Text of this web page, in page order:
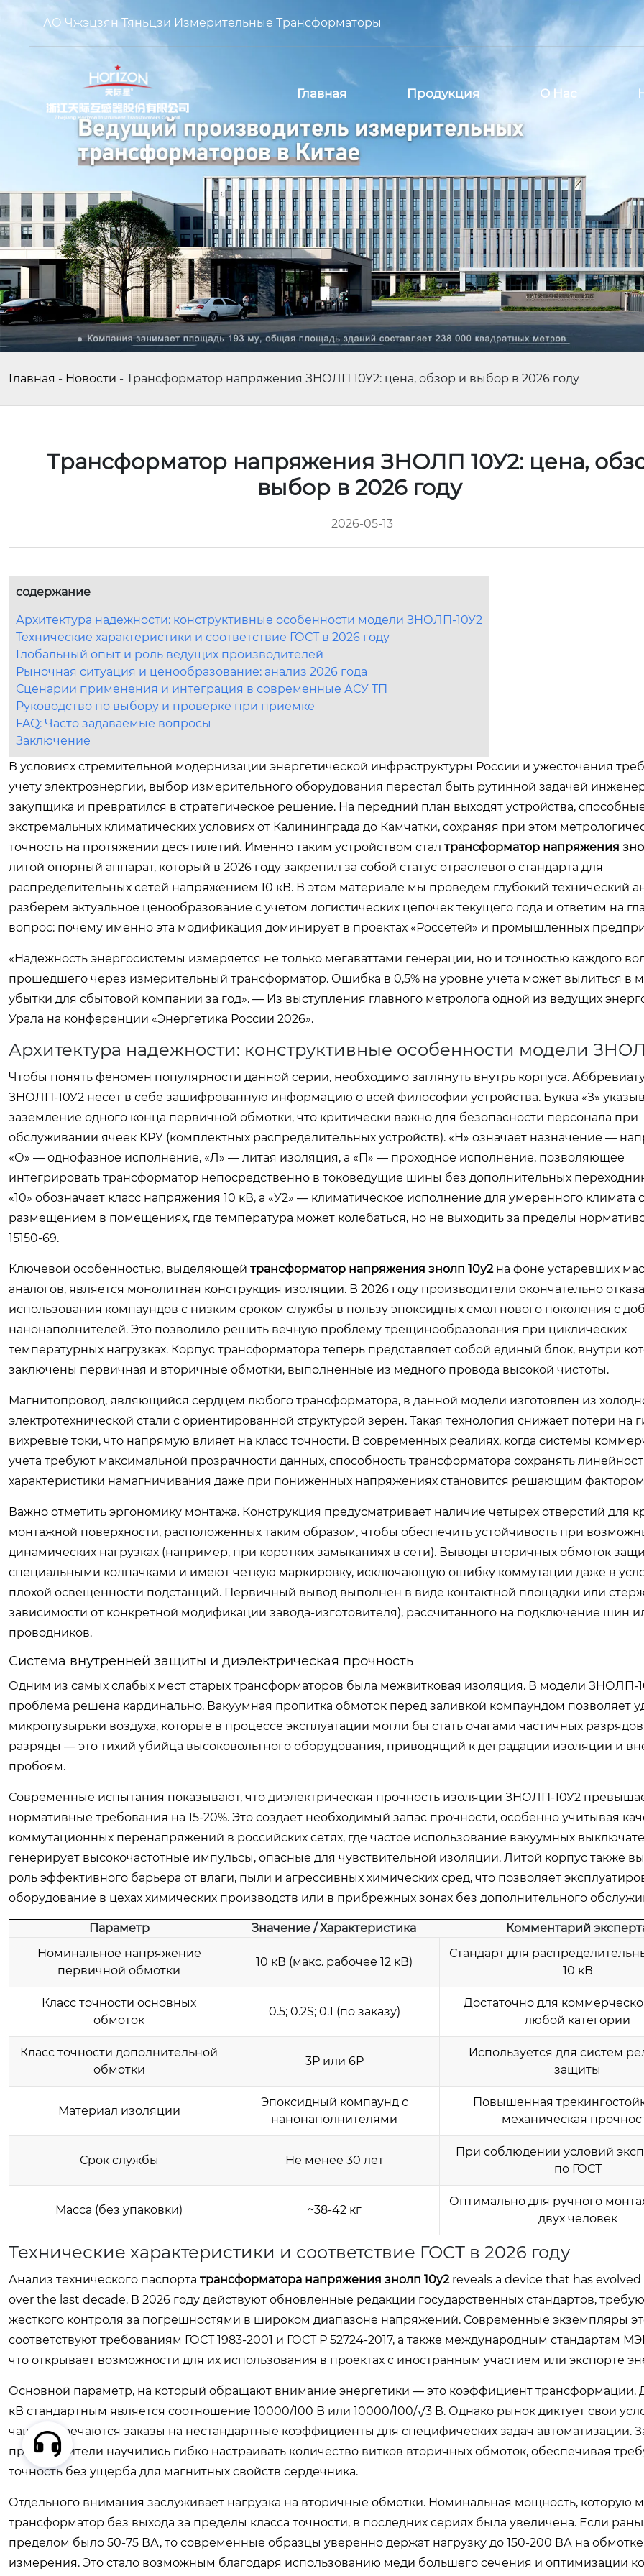
АО Чжэцзян Тяньцзи Измерительные Трансформаторы
Главная Продукция О Нас
Главная - Новости - Трансформатор напряжения ЗНОЛП 10У2: цена, обзор и выбор в 2026 году
Трансформатор напряжения ЗНОЛП 10У2: цена,
выбор в 2026 году
2026-05-13
содержание
Архитектура надежности: конструктивные особенности модели ЗНОЛП-10У2
Технические характеристики и соответствие ГОСТ в 2026 году
Глобальный опыт и роль ведущих производителей
Рыночная ситуация и ценообразование: анализ 2026 года
Сценарии применения и интеграция в современные АСУ ТП
Руководство по выбору и проверке при приемке
FAQ: Часто задаваемые вопросы
Заключение
В условиях стремительной модернизации энергетической инфраструктуры России и ужесточения
учету электроэнергии, выбор измерительного оборудования перестал быть рутинной задачей
закупщика и превратился в стратегическое решение. На передний план выходят устройства,
экстремальных климатических условиях от Калининграда до Камчатки, сохраняя при этом
точность на протяжении десятилетий. Именно таким устройством стал трансформатор напряжения
литой опорный аппарат, который в 2026 году закрепил за собой статус отраслевого стандарта для
распределительных сетей напряжением 10 кВ. В этом материале мы проведем глубокий технический
разберем актуальное ценообразование с учетом логистических цепочек текущего года и ответим на
вопрос: почему именно эта модификация доминирует в проектах «Россетей» и промышленных
«Надежность энергосистемы измеряется не только мегаваттами генерации, но и точностью каждого
прошедшего через измерительный трансформатор. Ошибка в 0,5% на уровне учета может вылиться в
убытки для сбытовой компании за год». — Из выступления главного метролога одной из ведущих
Урала на конференции «Энергетика России 2026».
Архитектура надежности: конструктивные особенности модели
Чтобы понять феномен популярности данной серии, необходимо заглянуть внутрь корпуса.
ЗНОЛП-10У2 несет в себе зашифрованную информацию о всей философии устройства. Буква «З»
заземление одного конца первичной обмотки, что критически важно для безопасности персонала при
обслуживании ячеек КРУ (комплектных распределительных устройств). «Н» означает назначение —
«О» — однофазное исполнение, «Л» — литая изоляция, а «П» — проходное исполнение, позволяющее
интегрировать трансформатор непосредственно в токоведущие шины без дополнительных
«10» обозначает класс напряжения 10 кВ, а «У2» — климатическое исполнение для умеренного климата с
размещением в помещениях, где температура может колебаться, но не выходить за пределы
15150-69.
Ключевой особенностью, выделяющей трансформатор напряжения знолп 10у2на фоне устаревших
аналогов, является монолитная конструкция изоляции. В 2026 году производители окончательно
использования компаундов с низким сроком службы в пользу эпоксидных смол нового поколения с
нанонаполнителей. Это позволило решить вечную проблему трещинообразования при циклических
температурных нагрузках. Корпус трансформатора теперь представляет собой единый блок, внутри
заключены первичная и вторичные обмотки, выполненные из медного провода высокой чистоты.
Магнитопровод, являющийся сердцем любого трансформатора, в данной модели изготовлен из
электротехнической стали с ориентированной структурой зерен. Такая технология снижает потери на
вихревые токи, что напрямую влияет на класс точности. В современных реалиях, когда системы
учета требуют максимальной прозрачности данных, способность трансформатора сохранять
характеристики намагничивания даже при пониженных напряжениях становится решающим
Важно отметить эргономику монтажа. Конструкция предусматривает наличие четырех отверстий для
монтажной поверхности, расположенных таким образом, чтобы обеспечить устойчивость при
динамических нагрузках (например, при коротких замыканиях в сети). Выводы вторичных обмоток
специальными колпачками и имеют четкую маркировку, исключающую ошибку коммутации даже в
плохой освещенности подстанций. Первичный вывод выполнен в виде контактной площадки или
зависимости от конкретной модификации завода-изготовителя), рассчитанного на подключение шин
проводников.
Система внутренней защиты и диэлектрическая прочность
Одним из самых слабых мест старых трансформаторов была межвитковая изоляция. В модели ЗНОЛП-
проблема решена кардинально. Вакуумная пропитка обмоток перед заливкой компаундом позволяет
микропузырьки воздуха, которые в процессе эксплуатации могли бы стать очагами частичных
разряды — это тихий убийца высоковольтного оборудования, приводящий к деградации изоляции и
пробоям.
Современные испытания показывают, что диэлектрическая прочность изоляции ЗНОЛП-10У2
нормативные требования на 15-20%. Это создает необходимый запас прочности, особенно учитывая
коммутационных перенапряжений в российских сетях, где частое использование вакуумных
генерирует высокочастотные импульсы, опасные для чувствительной изоляции. Литой корпус также
роль эффективного барьера от влаги, пыли и агрессивных химических сред, что позволяет
оборудование в цехах химических производств или в прибрежных зонах без дополнительного
Параметр Значение / Характеристика
Комментарий
Номинальное напряжение
первичной обмотки
10 кВ (макс. рабочее 12 кВ)
Стандарт для
10 кВ
Класс точности основных
обмоток
0.5; 0.2S; 0.1 (по заказу)
Достаточно для
любой категории
Класс точности дополнительной
обмотки
3Р или 6Р
Используется для систем
защиты
Материал изоляции
Эпоксидный компаунд с
нанонаполнителями
Повышенная
механическая
Срок службы Не менее 30 лет
При соблюдении условий
по ГОСТ
Масса (без упаковки) ~38-42 кг
Оптимально для ручного
двух человек
Технические характеристики и соответствие ГОСТ в 2026 году
Анализ технического паспорта трансформатора напряжения знолп 10у2reveals a device that has
over the last decade. В 2026 году действуют обновленные редакции государственных стандартов,
жесткого контроля за погрешностями в широком диапазоне напряжений. Современные экземпляры
соответствуют требованиям ГОСТ 1983-2001 и ГОСТ Р 52724-2017, а также международным стандартам
что открывает возможности для их использования в проектах с иностранным участием или экспорте
Основной параметр, на который обращают внимание энергетики — это коэффициент трансформации.
кВ стандартным является соотношение 10000/100 В или 10000/100/√3 В. Однако рынок диктует свои
чаще встречаются заказы на нестандартные коэффициенты для специфических задач автоматизации.
производители научились гибко настраивать количество витков вторичных обмоток, обеспечивая
точность без ущерба для магнитных свойств сердечника.
Отдельного внимания заслуживает нагрузка на вторичные обмотки. Номинальная мощность, которую
трансформатор без выхода за пределы класса точности, в последних сериях была увеличена. Если
пределом было 50-75 ВА, то современные образцы уверенно держат нагрузку до 150-200 ВА на обмотке
измерения. Это стало возможным благодаря использованию меди большего сечения и оптимизации